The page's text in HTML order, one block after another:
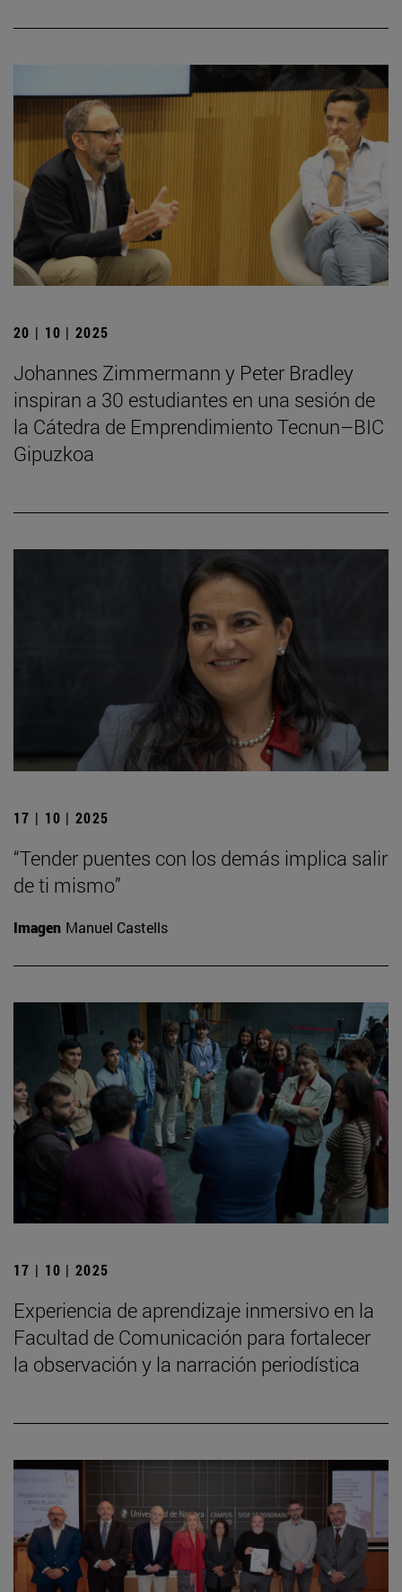
20 | 10 | 2025
Johannes Zimmermann y Peter Bradley
inspiran a 30 estudiantes en una sesión de
la Cátedra de Emprendimiento Tecnun–BIC
Gipuzkoa
17 | 10 | 2025
“Tender puentes con los demás implica salir
de ti mismo”
Imagen Manuel Castells
17 | 10 | 2025
Experiencia de aprendizaje inmersivo en la
Facultad de Comunicación para fortalecer
la observación y la narración periodística